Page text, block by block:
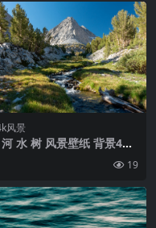
风景
水 树 风景壁纸 背景4k
19